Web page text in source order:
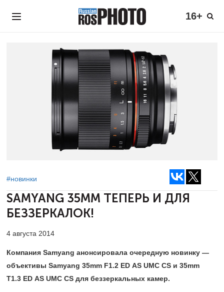
16+
#новинки
SAMYANG 35MM ТЕПЕРЬ И ДЛЯ
БЕЗЗЕРКАЛОК!
4 августа 2014
Компания Samyang анонсировала очередную новинку —
объективы Samyang 35mm F1.2 ED AS UMC CS и 35mm
T1.3 ED AS UMC CS для беззеркальных камер.